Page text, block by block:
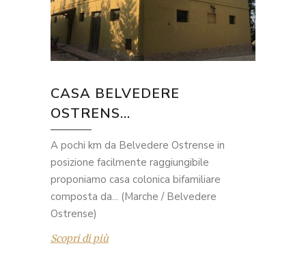
CASA BELVEDERE
OSTRENS...
A pochi km da Belvedere Ostrense in
posizione facilmente raggiungibile
proponiamo casa colonica bifamiliare
composta da... (Marche / Belvedere
Ostrense)
Scopri di più